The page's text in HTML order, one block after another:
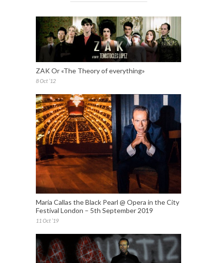
ZAK Or «The Theory of everything»
8 Oct ’12
Maria Callas the Black Pearl @ Opera in the City
Festival London – 5th September 2019
11 Oct ’19